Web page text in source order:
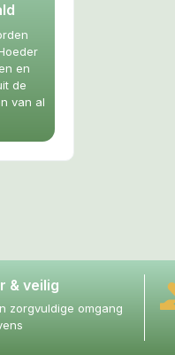
en
de
van al
& veilig
zorgvuldige omgang